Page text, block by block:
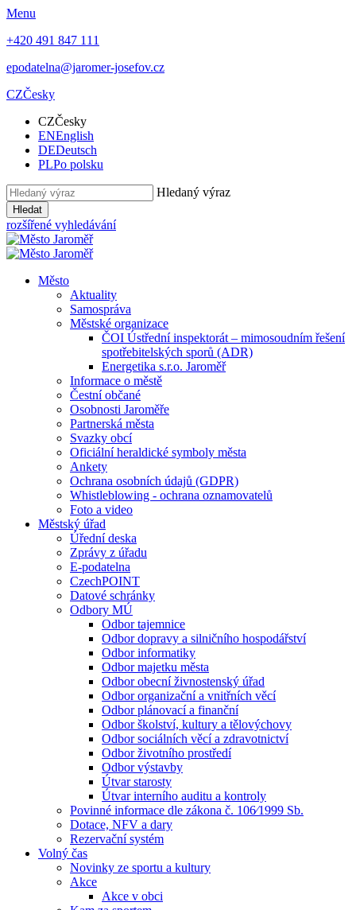
Menu
+420 491 847 111
epodatelna@jaromer-josefov.cz
CZČesky
CZČesky
ENEnglish
DEDeutsch
PLPo polsku
Hledaný výraz
Hledat
rozšířené vyhledávání
Město
Aktuality
Samospráva
Městské organizace
ČOI Ústřední inspektorát – mimosoudním řešení
spotřebitelských sporů (ADR)
Energetika s.r.o. Jaroměř
Informace o městě
Čestní občané
Osobnosti Jaroměře
Partnerská města
Svazky obcí
Oficiální heraldické symboly města
Ankety
Ochrana osobních údajů (GDPR)
Whistleblowing - ochrana oznamovatelů
Foto a video
Městský úřad
Úřední deska
Zprávy z úřadu
E-podatelna
CzechPOINT
Datové schránky
Odbory MÚ
Odbor tajemnice
Odbor dopravy a silničního hospodářství
Odbor informatiky
Odbor majetku města
Odbor obecní živnostenský úřad
Odbor organizační a vnitřních věcí
Odbor plánovací a finanční
Odbor školství, kultury a tělovýchovy
Odbor sociálních věcí a zdravotnictví
Odbor životního prostředí
Odbor výstavby
Útvar starosty
Útvar interního auditu a kontroly
Povinné informace dle zákona č. 106⁄1999 Sb.
Dotace, NFV a dary
Rezervační systém
Volný čas
Novinky ze sportu a kultury
Akce
Akce v obci